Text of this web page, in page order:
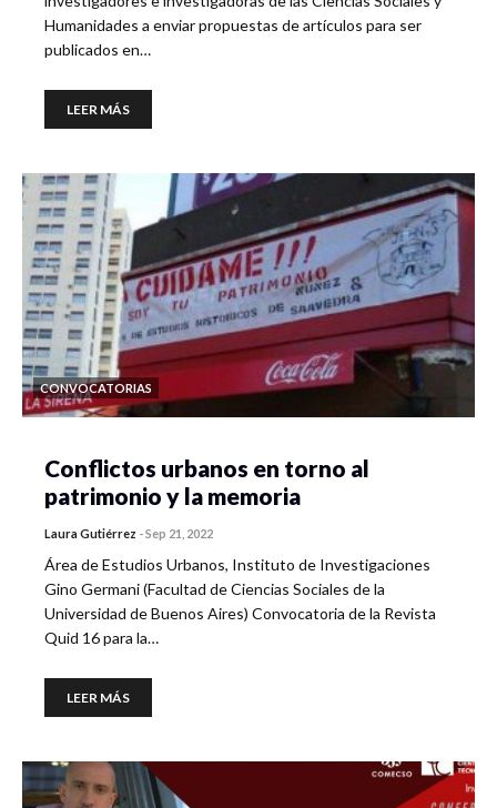
Humanidades a enviar propuestas de artículos para ser
publicados en…
LEER MÁS
CONVOCATORIAS
Conflictos urbanos en torno al
patrimonio y la memoria
Laura Gutiérrez -Sep 21, 2022
Área de Estudios Urbanos, Instituto de Investigaciones
Gino Germani (Facultad de Ciencias Sociales de la
Universidad de Buenos Aires) Convocatoria de la Revista
Quid 16 para la…
LEER MÁS